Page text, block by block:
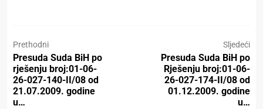
Prethodni
Presuda Suda BiH po
rješenju broj:01-06-
26-027-140-II/08 od
21.07.2009. godine
u…
Sljedeći
Presuda Suda BiH po
Rješenju broj:01-06-
26-027-174-II/08 od
01.12.2009. godine
u…